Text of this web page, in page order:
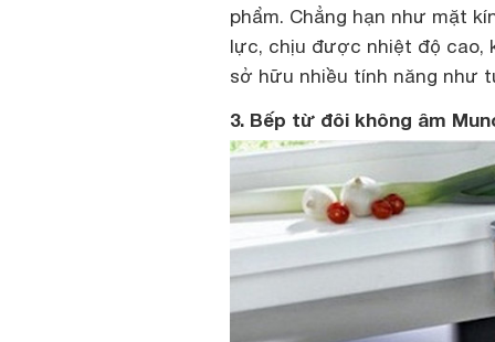
phẩm. Chẳng hạn như mặt
lực, chịu được nhiệt độ cao,
sở hữu nhiều tính năng như
3. Bếp từ đôi không âm